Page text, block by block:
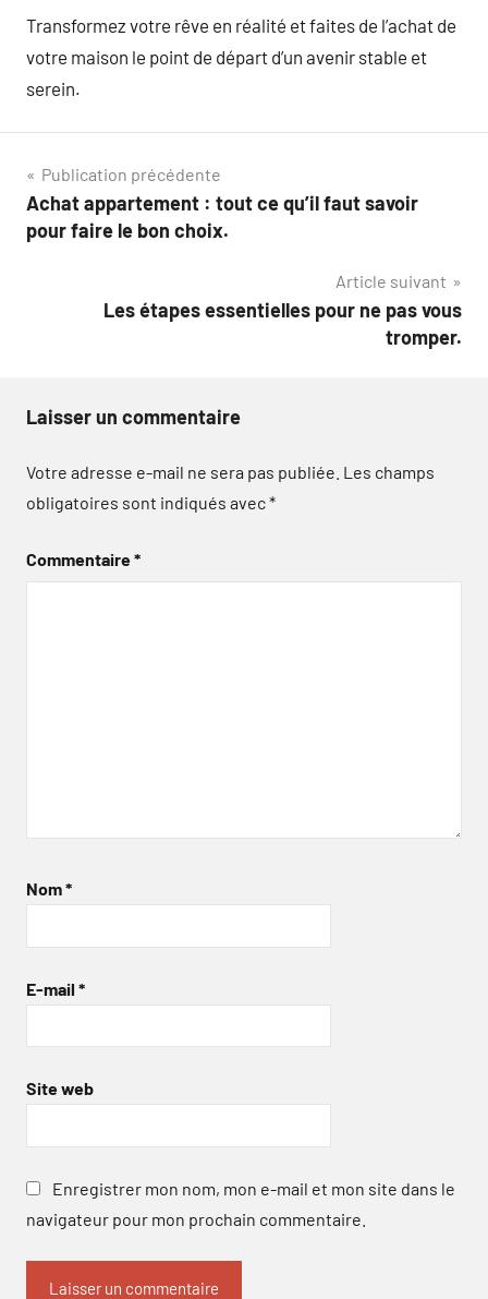
Transformez votre rêve en réalité et faites de l’achat de
votre maison le point de départ d’un avenir stable et
serein.
Navigation
de
Publication précédente
Achat appartement : tout ce qu’il faut savoir
pour faire le bon choix.
Article suivant
Les étapes essentielles pour ne pas vous
tromper.
Laisser un commentaire
Votre adresse e-mail ne sera pas publiée. Les champs
obligatoires sont indiqués avec*
Commentaire*
Nom*
E-mail *
Site web
Enregistrer mon nom, mon e-mail et mon site dans le
navigateur pour mon prochain commentaire.